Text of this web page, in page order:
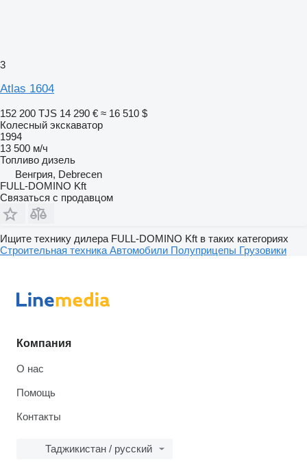
3
Atlas 1604
152 200 TJS 14 290 € ≈ 16 510 $
Колесный экскаватор
1994
13 500 м/ч
Топливо дизель
Венгрия, Debrecen
FULL-DOMINO Kft
Связаться с продавцом
Ищите технику дилера FULL-DOMINO Kft в таких категориях
Строительная техника Автомобили Полуприцепы Грузовики
Компания
О нас
Помощь
Контакты
Таджикистан / русский